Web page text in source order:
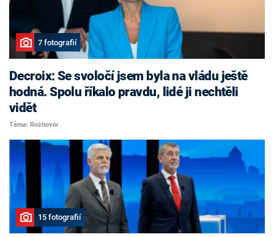
7 fotografií
Decroix: Se svoločí jsem byla na vládu ještě
hodná. Spolu říkalo pravdu, lidé ji nechtěli
vidět
Téma: Rozhovor
15 fotografií